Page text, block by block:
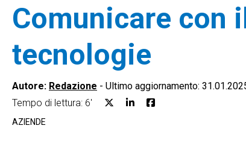
Comunicare con
tecnologie
Autore: Redazione - Ultimo aggiornamento:
Tempo di lettura: 6'
AZIENDE